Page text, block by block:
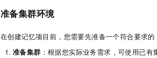
准备集群环境
在创建记忆项目前，您需要先准备一个符合要求的
准备集群 ：根据您实际业务需求，可使用已有